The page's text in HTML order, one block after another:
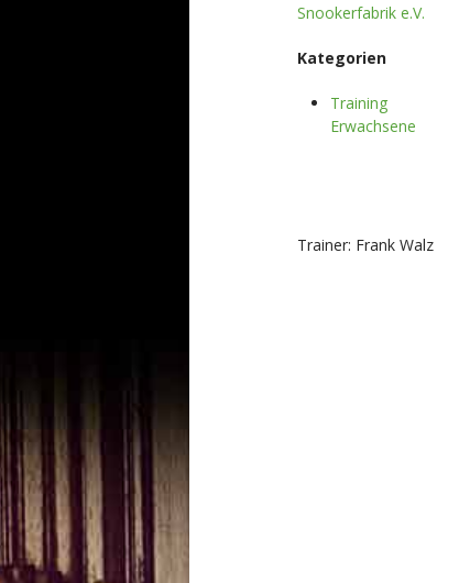
Snookerfabrik e.V.
Kategorien
Training
Erwachsene
Trainer: Frank Walz